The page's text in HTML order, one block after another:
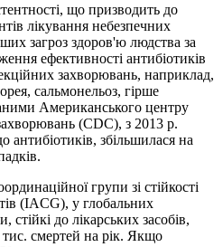
що призводить до
лікування небезпечних
загроз здоров'ю людства за
ефективності антибіотиків
захворювань, наприклад,
сальмонельоз, гірше
Американського центру
(СDC), з 2013 р.
антибіотиків, збільшилася на
групи зі стійкості
(IACG), у глобальних
до лікарських засобів,
смертей на рік. Якщо